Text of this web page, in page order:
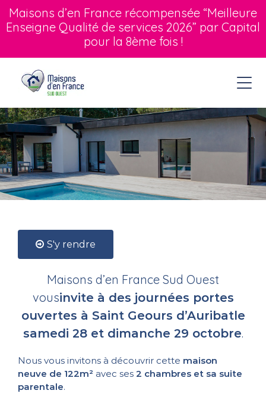
Maisons d’en France récompensée “Meilleure
Enseigne Qualité de services 2026” par Capital
pour la 8ème fois !
S'y rendre
Maisons d’en France Sud Ouest
vousinvite à des journées portes
ouvertes à Saint Geours d’Auribatle
samedi 28 et dimanche 29 octobre.
Nous vous invitons à découvrir cette maison
neuve de 122m² avec ses 2 chambres et sa suite
parentale.